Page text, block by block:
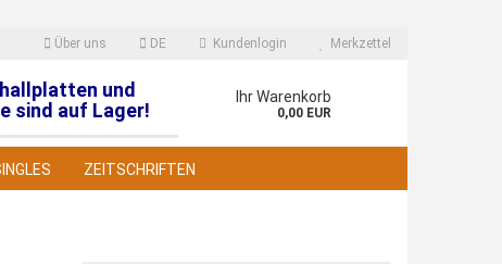
Über uns DE Kundenlogin Merkzettel
und
sind auf Lager!
Ihr Warenkorb
0,00 EUR
ZEITSCHRIFTEN